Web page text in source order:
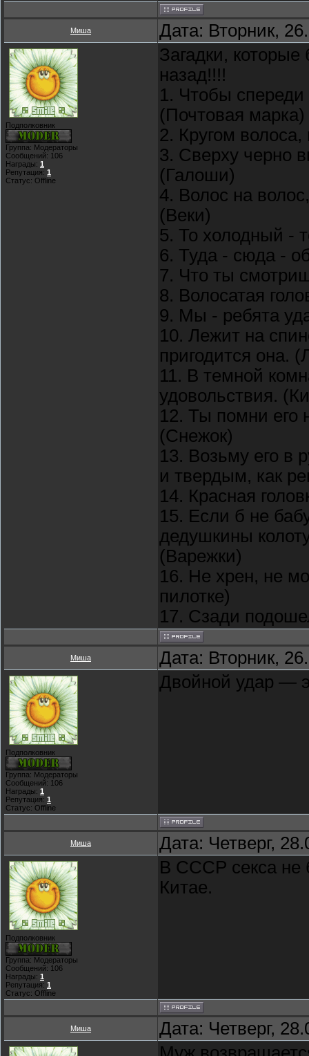
Миша Дата: Вторник,
Подполковник
Группа: Модераторы
Сообщений: 106
Награды: 1
Репутация: 1
Статус: Offline
Загадки,
назад!!!!
1. Чтобы спереди
(Почтовая марка)
2. Кругом волоса,
3. Сверху черно
(Галоши)
4. Волос на
(Веки)
5. То холодный -
6. Туда - сюда -
7. Что ты
8. Волосатая
9. Мы - ребята
10. Лежит на
пригодится она.
11. В темной
удовольствия.
12. Ты помни его
(Снежок)
13. Возьму его в
и твердым, как
14. Красная
15. Если б не
дедушкины
(Варежки)
16. Не хрен, не
пилотке)
17. Сзади
Миша Дата: Вторник,
Подполковник
Группа: Модераторы
Сообщений: 106
Награды: 1
Репутация: 1
Статус: Offline
Двойной удар —
Миша Дата: Четверг,
Подполковник
Группа: Модераторы
Сообщений: 106
Награды: 1
Репутация: 1
Статус: Offline
В СССР секса не
Китае.
Миша
Дата: Четверг,